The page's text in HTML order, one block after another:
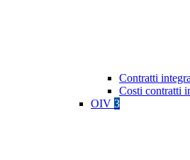
Contratti
Costi contratti
OIV 3